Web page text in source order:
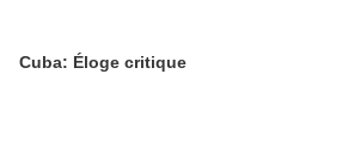
Cuba: Éloge critique